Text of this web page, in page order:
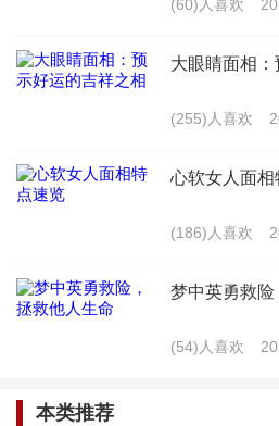
谨慎避行，规避风险。只有这
时期中，找到属于自己的位置
最新文章
表详解
(5324)人喜欢
(60)人喜欢
大眼睛面相
(255)人喜欢
心软女人面相
(186)人喜欢
梦中英勇救
(54)人喜欢
本类推荐